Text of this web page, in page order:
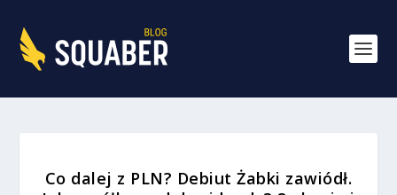
Co dalej z PLN? Debiut Żabki zawiódł.